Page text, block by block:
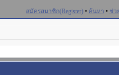
สมัครสมาชิก(Register) • ค้นหา • ช่ว